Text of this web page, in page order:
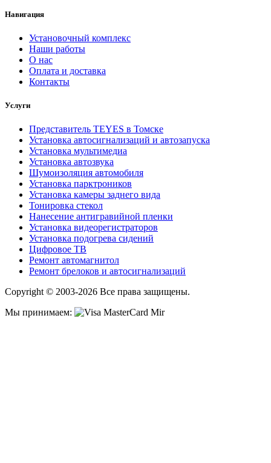
Навигация
Установочный комплекс
Наши работы
О нас
Оплата и доставка
Контакты
Услуги
Представитель TEYES в Томске
Установка автосигнализаций и автозапуска
Установка мультимедиа
Установка автозвука
Шумоизоляция автомобиля
Установка парктроников
Установка камеры заднего вида
Тонировка стекол
Нанесение антигравийной пленки
Установка видеорегистраторов
Установка подогрева сидений
Цифровое ТВ
Ремонт автомагнитол
Ремонт брелоков и автосигнализаций
Copyright © 2003-2026 Все права защищены.
Мы принимаем: